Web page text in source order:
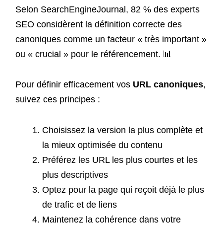
Selon SearchEngineJournal, 82 % des experts
SEO considèrent la définition correcte des
canoniques comme un facteur « très important »
ou « crucial » pour le référencement. 📊
Pour définir efficacement vos URL canoniques,
suivez ces principes :
Choisissez la version la plus complète et
la mieux optimisée du contenu
Préférez les URL les plus courtes et les
plus descriptives
Optez pour la page qui reçoit déjà le plus
de trafic et de liens
Maintenez la cohérence dans votre